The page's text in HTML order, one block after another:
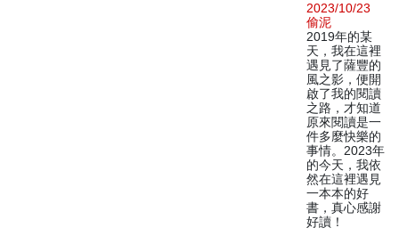
2023/10/23
偷泥
2019年的某
天，我在這裡
遇見了薩豐的
風之影，便開
啟了我的閱讀
之路，才知道
原來閱讀是一
件多麼快樂的
事情。2023年
的今天，我依
然在這裡遇見
一本本的好
書，真心感謝
好讀！